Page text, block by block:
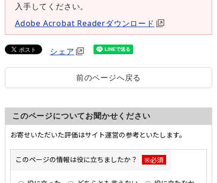
入手してください。
Adobe Acrobat Readerダウンロード
シェア
前のページへ戻る
このページについてお聞かせください